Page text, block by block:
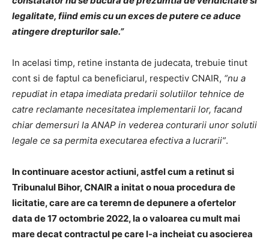
legalitate, fiind emis cu un exces de putere ce aduce
atingere drepturilor sale.”
In acelasi timp, retine instanta de judecata, trebuie tinut
cont si de faptul ca beneficiarul, respectiv CNAIR, “nu a
repudiat in etapa imediata predarii solutiilor tehnice de
catre reclamante necesitatea implementarii lor, facand
chiar demersuri la ANAP in vederea conturarii unor solutii
legale ce sa permita executarea efectiva a lucrarii”.
In continuare acestor actiuni, astfel cum a retinut si
Tribunalul Bihor, CNAIR a initat o noua procedura de
licitatie, care are ca teremn de depunere a ofertelor
data de 17 octombrie 2022, la o valoarea cu mult mai
mare decat contractul pe care l-a incheiat cu asocierea